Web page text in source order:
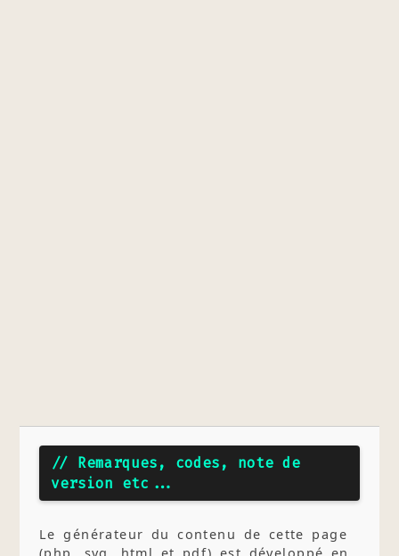
// Remarques, codes, note de
version etc...
Le générateur du contenu de cette page